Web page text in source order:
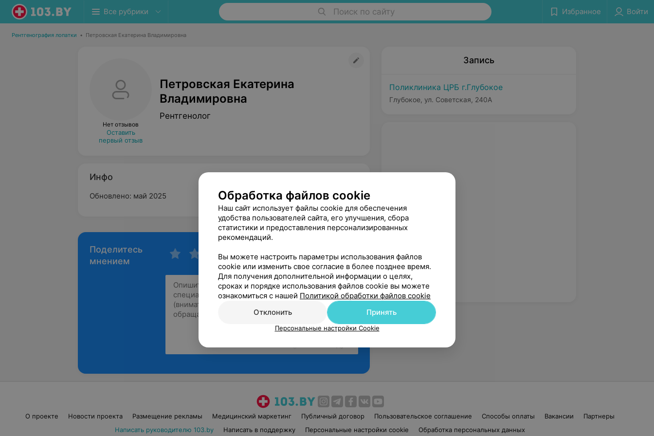
Все рубрики Поиск по сайту Избранное Войти
Рентгенография лопатки • Петровская Екатерина Владимировна
Нет отзывов
Оставить
первый отзыв
Петровская Екатерина
Владимировна
Рентгенолог
Инфо
Обновлено: май 2025
Поделитесь
мнением
Запись
Поликлиника ЦРБ г.Глубокое
Глубокое, ул. Советская, 240А
О проекте Новости проекта Размещение рекламы Медицинский маркетинг Публичный договор Пользовательское соглашение Способы оплаты Вакансии
Партнеры
Написать руководителю 103.by
Написать в поддержку Персональные настройки cookie Обработка персональных данных
Обработка файлов cookie
Наш сайт использует файлы cookie для обеспечения
удобства пользователей сайта, его улучшения, сбора
статистики и предоставления персонализированных
рекомендаций.
Вы можете настроить параметры использования файлов
cookie или изменить свое согласие в более позднее время.
Для получения дополнительной информации о целях,
сроках и порядке использования файлов cookie вы можете
ознакомиться с нашей Политикой обработки файлов cookie
Отклонить
Принять
Персональные настройки Cookie